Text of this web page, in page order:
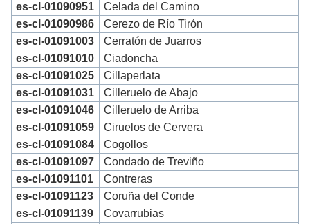
es-cl-01090951
Celada del Camino
es-cl-01090986
Cerezo de Río Tirón
es-cl-01091003
Cerratón de Juarros
es-cl-01091010
Ciadoncha
es-cl-01091025
Cillaperlata
es-cl-01091031
Cilleruelo de Abajo
es-cl-01091046
Cilleruelo de Arriba
es-cl-01091059
Ciruelos de Cervera
es-cl-01091084
Cogollos
es-cl-01091097
Condado de Treviño
es-cl-01091101
Contreras
es-cl-01091123
Coruña del Conde
es-cl-01091139
Covarrubias